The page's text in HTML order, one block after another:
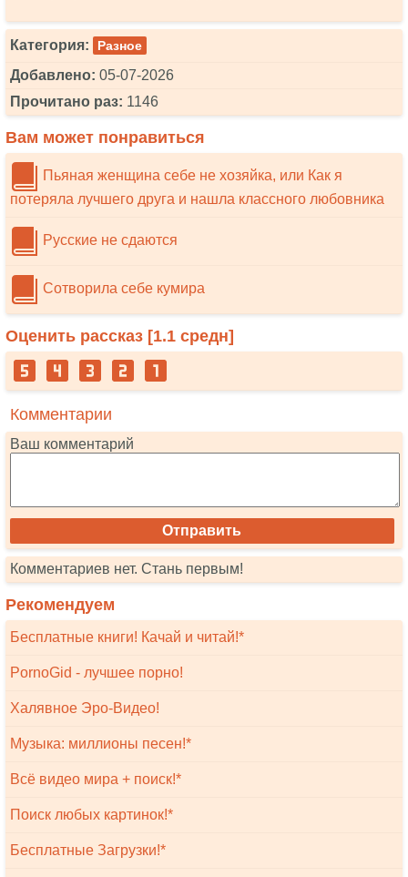
Категория: Разное
Добавлено: 05-07-2026
Прочитано раз: 1146
Вам может понравиться
Пьяная женщина себе не хозяйка, или Как я
потеряла лучшего друга и нашла классного любовника
Русские не сдаются
Сотворила себе кумира
Оценить рассказ [1.1 средн]
Комментарии
Ваш комментарий
Комментариев нет. Стань первым!
Рекомендуем
Бесплатные книги! Качай и читай!*
PornoGid - лучшее порно!
Халявное Эро-Видео!
Музыка: миллионы песен!*
Всё видео мира + поиск!*
Поиск любых картинок!*
Бесплатные Загрузки!*